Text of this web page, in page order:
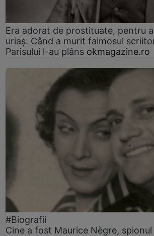
Era adorat de prostituate, pentru
uriaș. Când a murit faimosul
Parisului l-au plâns okmagazine.ro
#Biografii
Cine a fost Maurice Nègre,